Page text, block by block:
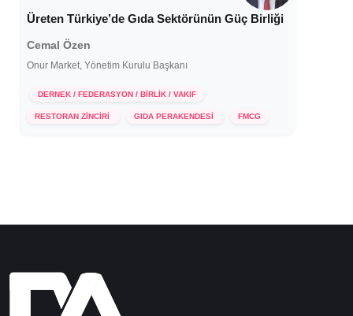
Üreten Türkiye’de Gıda Sektörünün Güç Birliği
Cemal Özen
Onur Market, Yönetim Kurulu Başkanı
DERNEK / FEDERASYON / BİRLİK / VAKIF
RESTORAN ZİNCİRİ GIDA PERAKENDESİ FMCG